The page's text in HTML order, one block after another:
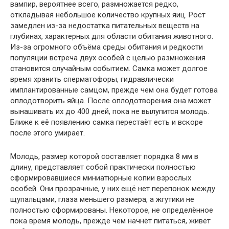
вампир, вероятнее всего, размножается редко,
откладывая небольшое количество крупных яиц. Рост
замедлен из-за недостатка питательных веществ на
глубинах, характерных для области обитания животного.
Из-за огромного объёма среды обитания и редкости
популяции встреча двух особей с целью размножения
становится случайным событием. Самка может долгое
время хранить сперматофоры, гидравлически
имплантированные самцом, прежде чем она будет готова
оплодотворить яйца. После оплодотворения она может
вынашивать их до 400 дней, пока не вылупится молодь.
Ближе к её появлению самка перестаёт есть и вскоре
после этого умирает.
Молодь, размер которой составляет порядка 8 мм в
длину, представляет собой практически полностью
сформировавшиеся миниатюрные копии взрослых
особей. Они прозрачные, у них ещё нет перепонок между
щупальцами, глаза меньшего размера, а жгутики не
полностью сформированы. Некоторое, не определённое
пока время молодь, прежде чем начнёт питаться, живёт